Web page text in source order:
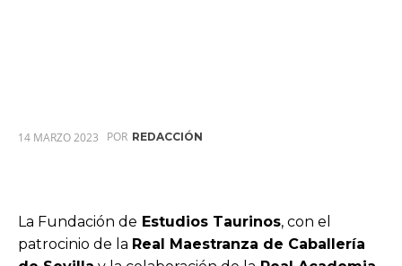
14 MARZO 2023 POR REDACCIÓN
La Fundación de Estudios Taurinos, con el
patrocinio de la Real Maestranza de Caballería